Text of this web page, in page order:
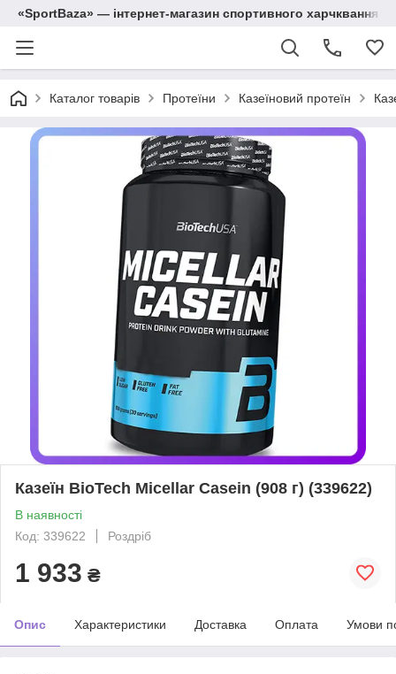
«SportBaza» — інтернет-магазин спортивного харчквання
Каталог товарів Протеїни Казеїновий протеїн
Казеїн BioTech Micellar Casein (908 г) (339622)
В наявності
Код: 339622
Роздріб
1 933 ₴
Опис Характеристики Доставка Оплата Умови